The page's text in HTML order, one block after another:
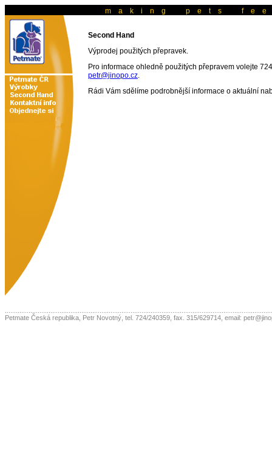
m a k i n g p e t s f e
Second Hand
Výprodej použitých přepravek.
Pro informace ohledně použitých přepravem volejte
petr@jinopo.cz.
Rádi Vám sdělíme podrobnější informace o aktuální
Petmate Česká republika, Petr Novotný, tel. 724/240359, fax. 315/629714, email: